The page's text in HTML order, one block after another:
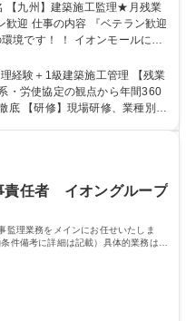
ン歓迎
境です！ ！ イオンモールにお
体的には、管轄内の各地の施工
備（各種書類申請／工程表等ス
工管理（安全／品質） ■工事
てみませんか！ 募集職種
ンモール等の修繕★ベテラン
経験＋1級建築施工管理 【残業
・労使協定の観点から年間360
別メ
テナンス・施工改修・自動販売
ており、イオングループからの
める事業内容となっております
修学校 高校 語学力： 資格：1
責任者 イオングループ
監理業務をメインにお任せいたしま
件備考に詳細は記載）具体的業務は下